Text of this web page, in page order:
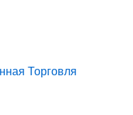
Торговля